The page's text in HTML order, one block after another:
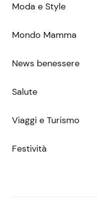
Moda e Style
Mondo Mamma
News benessere
Salute
Viaggi e Turismo
Festività